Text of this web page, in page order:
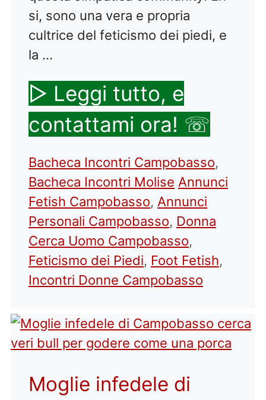
si, sono una vera e propria
cultrice del feticismo dei piedi, e
la …
▷ Leggi tutto, e
contattami ora! ☏
Categorie
Bacheca Incontri Campobasso,
Bacheca Incontri Molise Tag
Annunci
Fetish Campobasso, Annunci
Personali Campobasso, Donna
Cerca Uomo Campobasso,
Feticismo dei Piedi, Foot Fetish,
Incontri Donne Campobasso
Moglie infedele di